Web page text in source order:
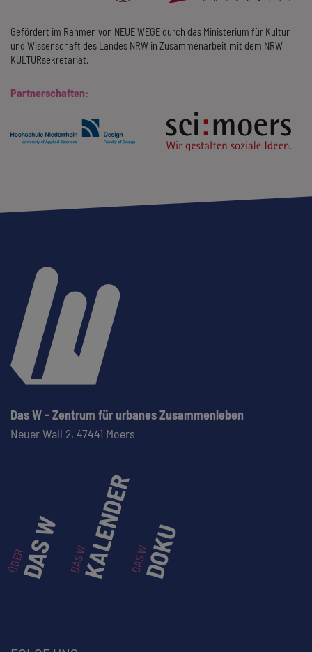
Gefördert im Rahmen von NEUE WEGE durch das Ministerium für Kultur
und Wissenschaft des Landes NRW in Zusammenarbeit mit dem NRW
KULTURsekretariat.
Partnerschaften:
Das W - Zentrum für urbanes Zusammenleben
Neuer Wall 2, 47441 Moers
ÜBERDAS W DAS W
KALENDER DAS W
DOKU